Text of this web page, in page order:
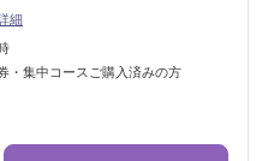
細
・集中コースご購入済みの方